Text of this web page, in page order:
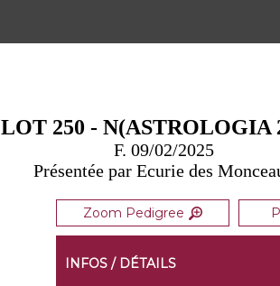
LOT 250 - N(ASTROLOGIA
F. 09/02/2025
Présentée par Ecurie des
Zoom Pedigree
INFOS / DÉTAILS